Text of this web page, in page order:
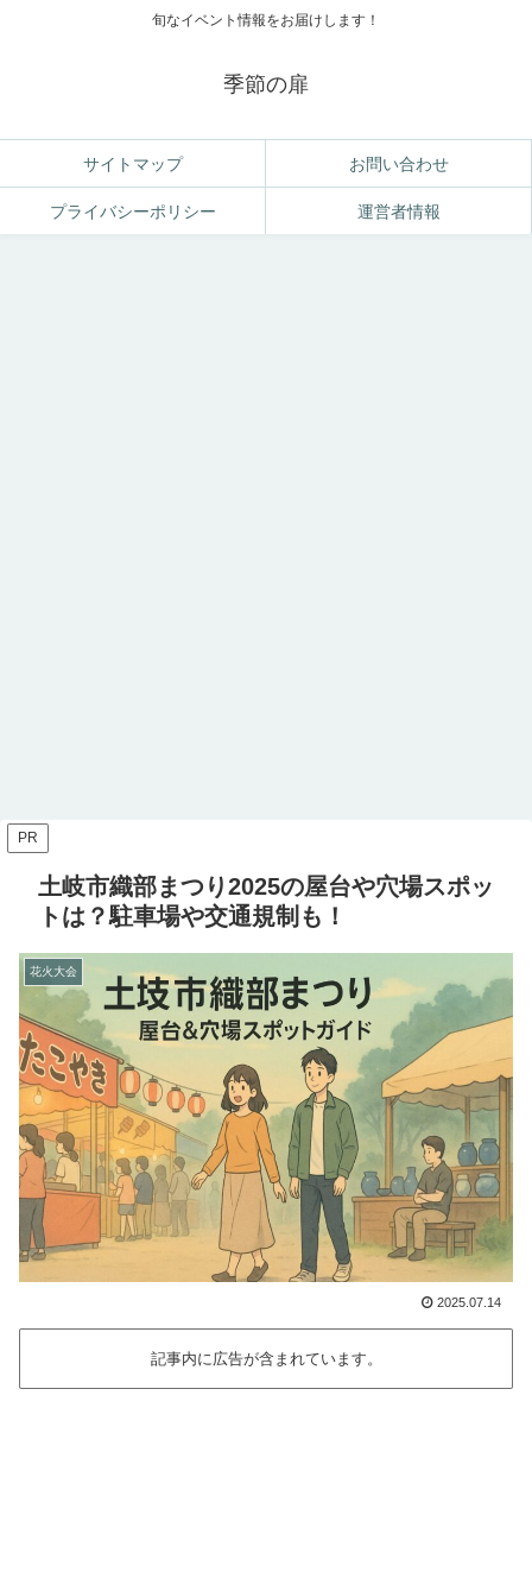
旬なイベント情報をお届けします！
季節の扉
サイトマップ お問い合わせ
プライバシーポリシー 運営者情報
PR
土岐市織部まつり2025の屋台や穴場スポッ
トは？駐車場や交通規制も！
花火大会
2025.07.14
記事内に広告が含まれています。